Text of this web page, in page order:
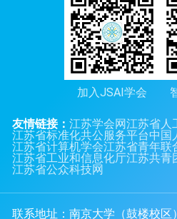
加入JSAI学会
友情链接：江苏学会网江苏省人
江苏省标准化共公服务平台中国
江苏省计算机学会江苏省青年联
江苏省工业和信息化厅江苏共青
江苏省公众科技网
联系地址：南京大学（鼓楼校区